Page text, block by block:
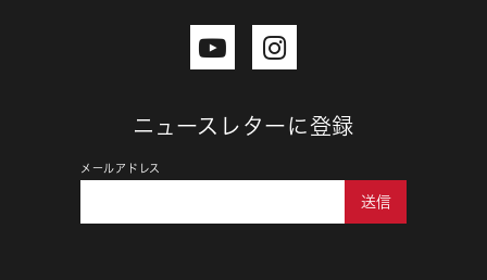
ニュースレターに登録
メールアドレス
送信